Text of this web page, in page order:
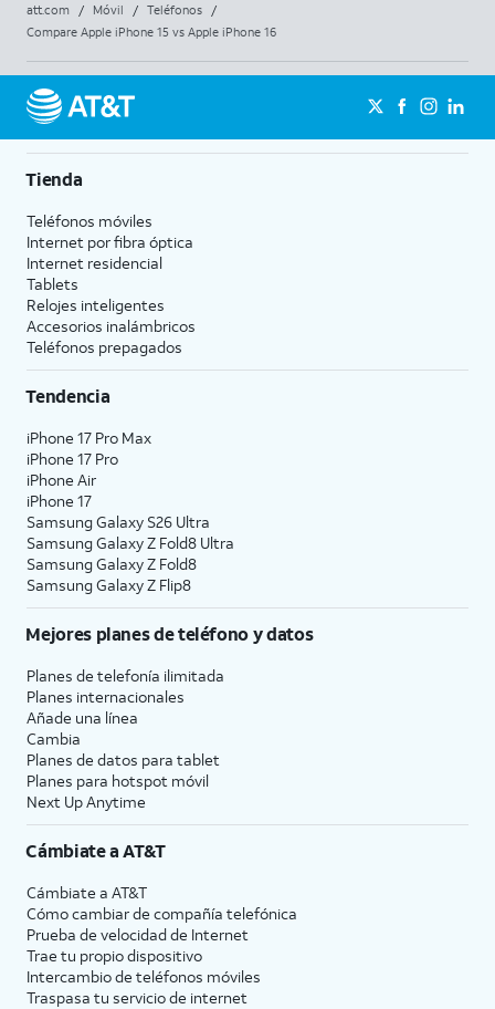
att.com / Móvil / Teléfonos
/
Compare Apple iPhone 15 vs Apple iPhone 16
Tienda
Teléfonos móviles
Internet por fibra óptica
Internet residencial
Tablets
Relojes inteligentes
Accesorios inalámbricos
Teléfonos prepagados
Tendencia
iPhone 17 Pro Max
iPhone 17 Pro
iPhone Air
iPhone 17
Samsung Galaxy S26 Ultra
Samsung Galaxy Z Fold8 Ultra
Samsung Galaxy Z Fold8
Samsung Galaxy Z Flip8
Mejores planes de teléfono y datos
Planes de telefonía ilimitada
Planes internacionales
Añade una línea
Cambia
Planes de datos para tablet
Planes para hotspot móvil
Next Up Anytime
Cámbiate aAT&T
Cámbiate a AT&T
Cómo cambiar de compañía telefónica
Prueba de velocidad de Internet
Trae tu propio dispositivo
Intercambio de teléfonos móviles
Traspasa tu servicio de internet